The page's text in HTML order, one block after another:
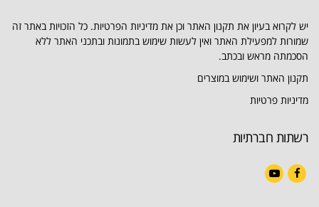
יש לקרוא בעיון את תקנון האתר וכן את מדיניות הפרטיות. כל הזכויות באתר זה
שמורות למפעילת האתר ואין לעשות שימוש בתמונות ובתכני האתר ללא
הסכמתה מראש ובכתב.
תקנון האתר ושימוש במוצרים
מדיניות פרטיות
רשתות חברתיות